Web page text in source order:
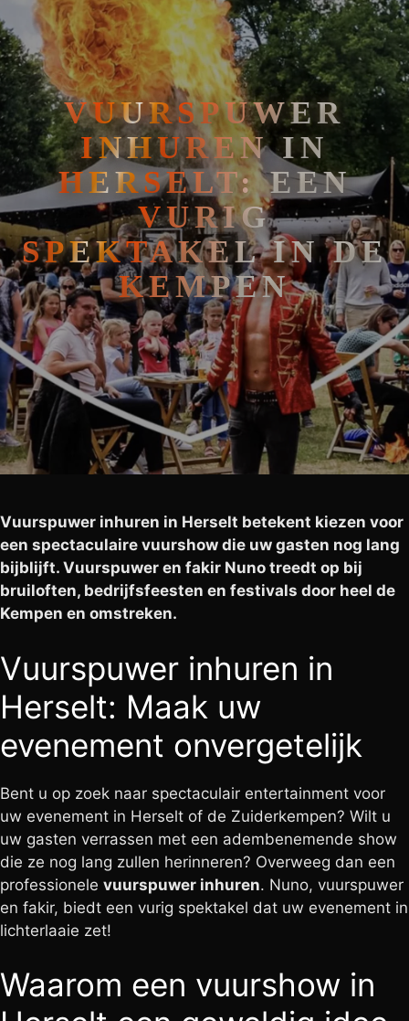
VUURSPUWER
INHUREN IN
HERSELT: EEN
VURIG
SPEKTAKEL IN DE
KEMPEN
Vuurspuwer inhuren in Herselt betekent kiezen voor
een spectaculaire vuurshow die uw gasten nog lang
bijblijft. Vuurspuwer en fakir Nuno treedt op bij
bruiloften, bedrijfsfeesten en festivals door heel de
Kempen en omstreken.
Vuurspuwer inhuren in
Herselt: Maak uw
evenement onvergetelijk
Bent u op zoek naar spectaculair entertainment voor
uw evenement in Herselt of de Zuiderkempen? Wilt u
uw gasten verrassen met een adembenemende show
die ze nog lang zullen herinneren? Overweeg dan een
professionele vuurspuwer inhuren. Nuno, vuurspuwer
en fakir, biedt een vurig spektakel dat uw evenement in
lichterlaaie zet!
Waarom een vuurshow in